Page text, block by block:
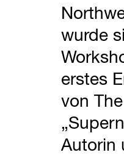
wurde
erstes
von
Autorin